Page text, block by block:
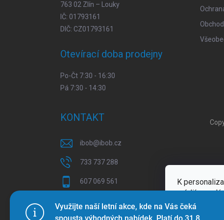
K
médií a
Více informací
Využijte naší letní akce, kde na Vás čeká
763 02 Zlín – Louky
IČ: 01793161
DIČ: CZ01793161
Otevírací doba prodejny
Po-Čt 7:30 - 16:30
Pá 7:30 - 14:30
KONTAKT
ibob@ibob.cz
733 737 288
607 069 561